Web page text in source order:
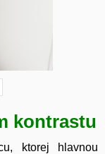
kontrastu
ktorej hlavnou